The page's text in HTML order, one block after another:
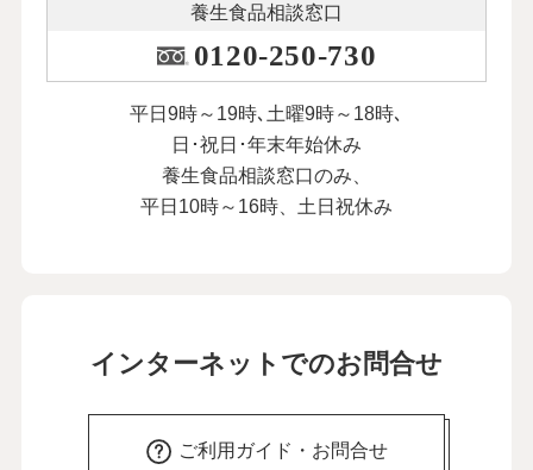
養生食品相談窓口
0120-250-730
平日9時～19時､土曜9時～18時､
日･祝日･年末年始休み
養生食品相談窓口のみ、
平日10時～16時、土日祝休み
インターネットでのお問合せ
ご利用ガイド・お問合せ